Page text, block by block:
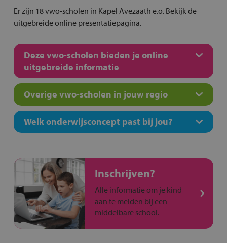
Er zijn 18 vwo-scholen in Kapel Avezaath e.o. Bekijk de
uitgebreide online presentatiepagina.
Deze vwo-scholen bieden je online
uitgebreide informatie
Overige vwo-scholen in jouw regio
Welk onderwijsconcept past bij jou?
Inschrijven?
Alle informatie om je kind
aan te melden bij een
middelbare school.